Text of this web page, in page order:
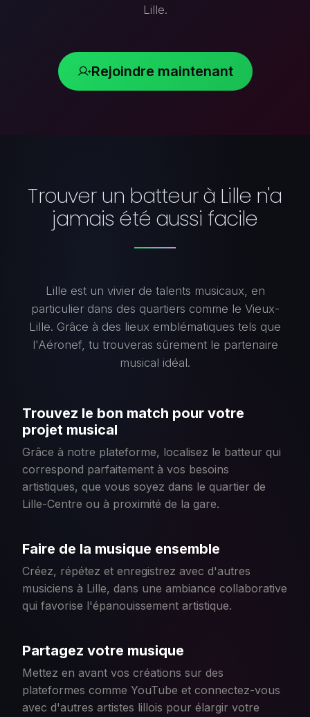
Lille.
Rejoindre maintenant
Trouver un batteur à Lille n'a
jamais été aussi facile
Lille est un vivier de talents musicaux, en
particulier dans des quartiers comme le Vieux-
Lille. Grâce à des lieux emblématiques tels que
l'Aéronef, tu trouveras sûrement le partenaire
musical idéal.
Trouvez le bon match pour votre
projet musical
Grâce à notre plateforme, localisez le batteur qui
correspond parfaitement à vos besoins
artistiques, que vous soyez dans le quartier de
Lille-Centre ou à proximité de la gare.
Faire de la musique ensemble
Créez, répétez et enregistrez avec d'autres
musiciens à Lille, dans une ambiance collaborative
qui favorise l'épanouissement artistique.
Partagez votre musique
Mettez en avant vos créations sur des
plateformes comme YouTube et connectez-vous
avec d'autres artistes lillois pour élargir votre